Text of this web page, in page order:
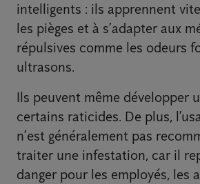
intelligents : ils apprennent
les pièges et à s’adapter aux
répulsives comme les odeurs
ultrasons.
Ils peuvent même développer
certains raticides. De plus,
n’est généralement pas
traiter une infestation, car il
danger pour les employés, les